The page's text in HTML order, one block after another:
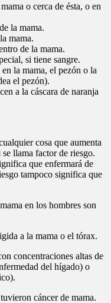
o cerca de ésta, o en
la mama.
mama.
de la mama.
si tiene sangre.
la mama, el pezón o la
el pezón).
a la cáscara de naranja
cosa que aumenta
llama factor de riesgo.
que enfermará de
tampoco significa que
en los hombres son
a la mama o el tórax.
concentraciones altas de
del hígado) o
cáncer de mama.